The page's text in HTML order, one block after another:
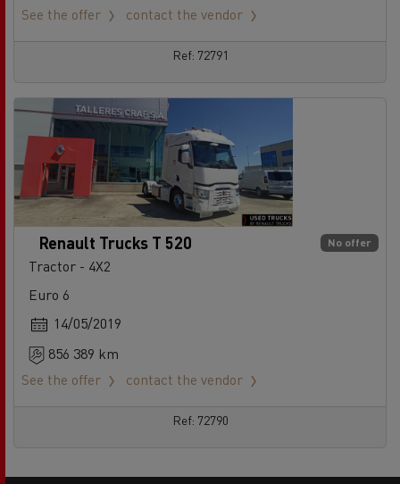
See the offer
contact the vendor
Ref: 72791
No offer
Renault Trucks T 520
Tractor - 4X2
Euro 6
14/05/2019
856 389 km
See the offer
contact the vendor
Ref: 72790